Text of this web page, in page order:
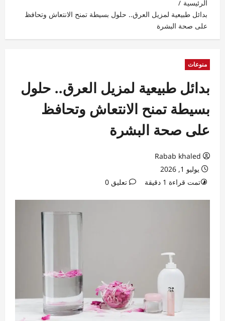
الرئيسية
بدائل طبيعية لمزيل العرق.. حلول بسيطة تمنح الانتعاش وتحافظ
على صحة البشرة
منوعات
بدائل طبيعية لمزيل العرق.. حلول
بسيطة تمنح الانتعاش وتحافظ
على صحة البشرة
Rabab khaled
يوليو 1, 2026
تمت قراءة 1 دقيقة
تعليق 0